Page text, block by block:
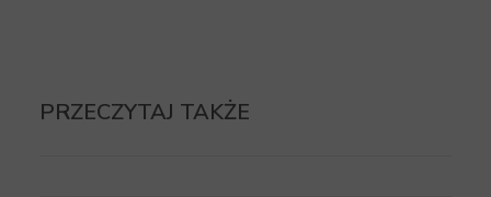
PRZECZYTAJ TAKŻE